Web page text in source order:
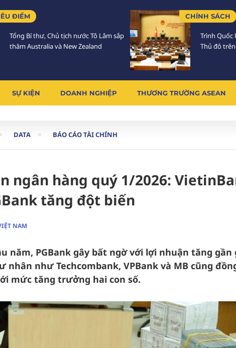
ĐIỂM
Tổng Bí thư, Chủ tịch nước Tô Lâm sắp
thăm Australia và New Zealand
CHÍNH SÁCH
Trình Quốc
Thủ đô
SỰ KIỆN DOANH NGHIỆP THƯƠNG TRƯỜNG ASEAN
DATA BÁO CÁO TÀI CHÍNH
ngân hàng quý 1/2026:
tăng đột biến
NAM
năm, PGBank gây bất ngờ với lợi nhuận tăng gần
nhân như Techcombank, VPBank và MB cũng
mức tăng trưởng hai con số.